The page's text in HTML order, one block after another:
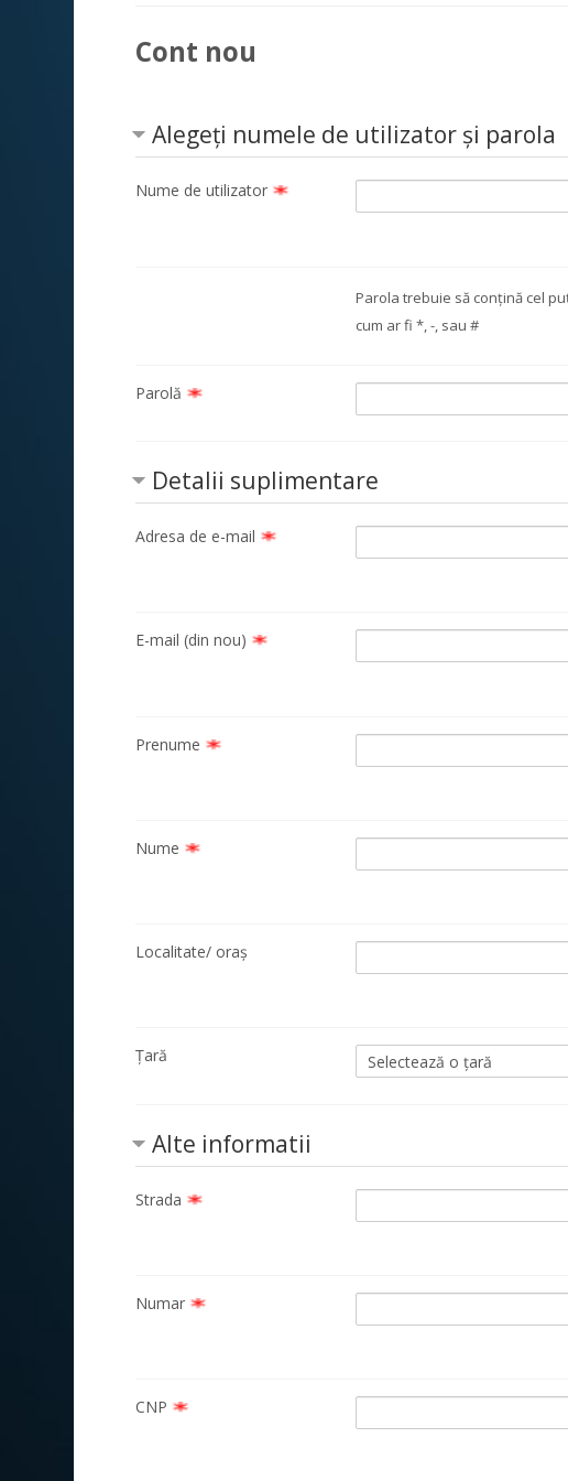
Cont nou
Alegeți numele de utilizator și parola
Nume de utilizator
Parola trebuie să conţină cel
cum ar fi *, -, sau #
Parolă
Detalii suplimentare
Adresa de e-mail
E-mail (din nou)
Prenume
Nume
Localitate/ oraș
Țară
Alte informatii
Strada
Numar
CNP